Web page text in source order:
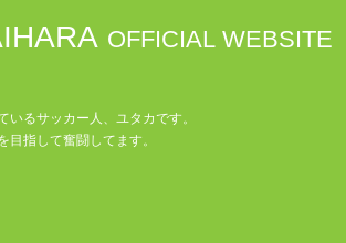
OFFICIAL WEBSITE
いるサッカー人、ユタカです。
目指して奮闘してます。